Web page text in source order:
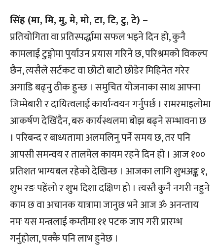
सिंह (मा, मि, मु, मे, मो, टा, टि, टु, टे) –
प्रतियोगिता वा प्रतिस्पर्द्धामा सफल भइने दिन हो, कुनै
कामलाई टुङ्गोमा पुर्याउन प्रयास गरिने छ, परिश्रमको विकल्प
छैन, त्यसैले सर्टकट वा छोटो बाटो छोडेर मिहिनेत गरेर
अगाडि बढ्नु ठीक हुन्छ । समुचित योजनाका साथ आफ्ना
जिम्मेबारी र दायित्वलाई कार्यान्वयन गर्नुपर्छ । रामरमाइलोमा
आकर्षण देखिंदैन, बरु कार्यस्थलमा बोझ बढ्ने सम्भावना छ
। परिबन्द र बाध्यतामा अलमलिनु पर्ने समय छ, तर पनि
आपसी समन्वय र तालमेल कायम रहने दिन हो । आज १००
प्रतिशत भाग्यबल रहेको देखिन्छ । आजका लागि शुभअङ्क १,
शुभ रङ पहेंलो र शुभ दिशा दक्षिण हो । त्यस्तै कुनै नगरी नहुने
काम छ वा अचानक यात्रामा जानुछ भने आज ॐ अनन्ताय
नमः यस मन्त्रलाई कम्तीमा ११ पटक जाप गरी प्रारम्भ
गर्नुहोला, पक्कै पनि लाभ हुनेछ ।